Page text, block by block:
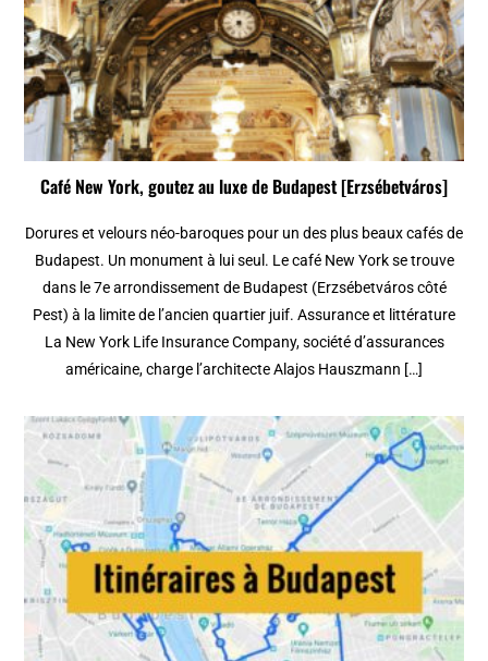
Café New York, goutez au luxe de Budapest [Erzsébetváros]
Dorures et velours néo-baroques pour un des plus beaux cafés de
Budapest. Un monument à lui seul. Le café New York se trouve
dans le 7e arrondissement de Budapest (Erzsébetváros côté
Pest) à la limite de l’ancien quartier juif. Assurance et littérature
La New York Life Insurance Company, société d’assurances
américaine, charge l’architecte Alajos Hauszmann […]